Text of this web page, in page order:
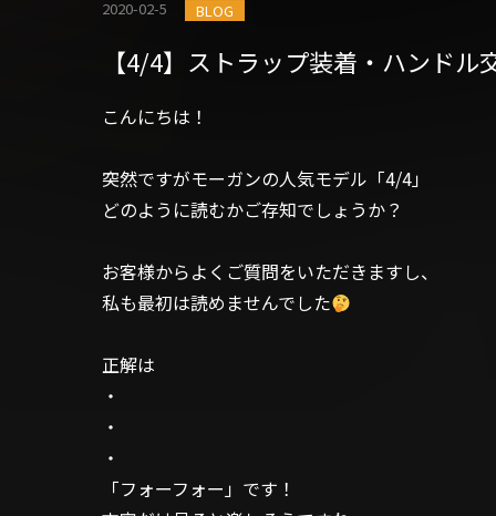
2020-02-5 BLOG
【4/4】ストラップ装着・ハンドル
こんにちは！
突然ですがモーガンの人気モデル「4/4」
どのように読むかご存知でしょうか？
お客様からよくご質問をいただきますし、
私も最初は読めませんでした
正解は
・
・
・
「フォーフォー」です！